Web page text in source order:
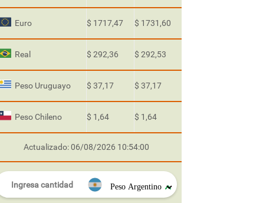
Euro $ 1717,47 $ 1731,60
Real $ 292,36 $ 292,53
Peso Uruguayo $ 37,17 $ 37,17
Peso Chileno $ 1,64 $ 1,64
Actualizado: 06/08/2026 10:54:00